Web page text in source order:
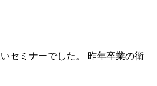
セミナーでした。 昨年卒業の衛